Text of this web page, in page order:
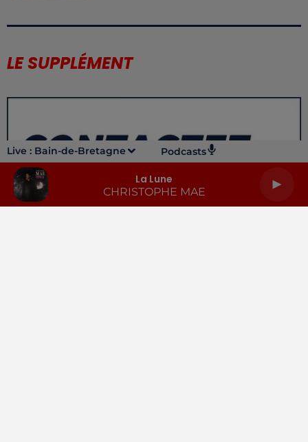
Live : Bain-de-Bretagne Podcasts
La Lune
CHRISTOPHE MAE
LE SUPPLÉMENT